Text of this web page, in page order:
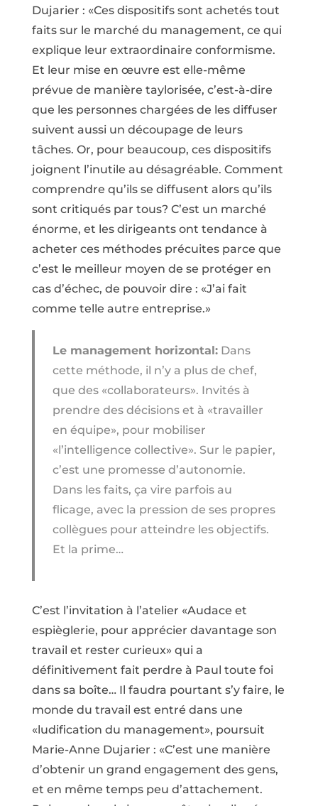
Dujarier : «Ces dispositifs sont achetés tout
faits sur le marché du management, ce qui
explique leur extraordinaire conformisme.
Et leur mise en œuvre est elle-même
prévue de manière taylorisée, c’est-à-dire
que les personnes chargées de les diffuser
suivent aussi un découpage de leurs
tâches. Or, pour beaucoup, ces dispositifs
joignent l’inutile au désagréable. Comment
comprendre qu’ils se diffusent alors qu’ils
sont critiqués par tous? C’est un marché
énorme, et les dirigeants ont tendance à
acheter ces méthodes précuites parce que
c’est le meilleur moyen de se protéger en
cas d’échec, de pouvoir dire : «J’ai fait
comme telle autre entreprise.»
Le management horizontal:Dans
cette méthode, il n’y a plus de chef,
que des «collaborateurs». Invités à
prendre des décisions et à «travailler
en équipe», pour mobiliser
«l’intelligence collective». Sur le papier,
c’est une promesse d’autonomie.
Dans les faits, ça vire parfois au
flicage, avec la pression de ses propres
collègues pour atteindre les objectifs.
Et la prime…
C’est l’invitation à l’atelier «Audace et
espièglerie, pour apprécier davantage son
travail et rester curieux» qui a
définitivement fait perdre à Paul toute foi
dans sa boîte… Il faudra pourtant s’y faire, le
monde du travail est entré dans une
«ludification du management», poursuit
Marie-Anne Dujarier : «C’est une manière
d’obtenir un grand engagement des gens,
et en même temps peu d’attachement.